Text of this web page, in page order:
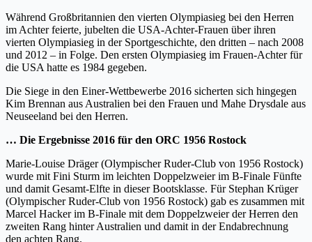
Während Großbritannien den vierten Olympiasieg bei den Herren
im Achter feierte, jubelten die USA-Achter-Frauen über ihren
vierten Olympiasieg in der Sportgeschichte, den dritten – nach 2008
und 2012 – in Folge. Den ersten Olympiasieg im Frauen-Achter für
die USA hatte es 1984 gegeben.
Die Siege in den Einer-Wettbewerbe 2016 sicherten sich hingegen
Kim Brennan aus Australien bei den Frauen und Mahe Drysdale aus
Neuseeland bei den Herren.
… Die Ergebnisse 2016 für den ORC 1956 Rostock
Marie-Louise Dräger (Olympischer Ruder-Club von 1956 Rostock)
wurde mit Fini Sturm im leichten Doppelzweier im B-Finale Fünfte
und damit Gesamt-Elfte in dieser Bootsklasse. Für Stephan Krüger
(Olympischer Ruder-Club von 1956 Rostock) gab es zusammen mit
Marcel Hacker im B-Finale mit dem Doppelzweier der Herren den
zweiten Rang hinter Australien und damit in der Endabrechnung
den achten Rang.